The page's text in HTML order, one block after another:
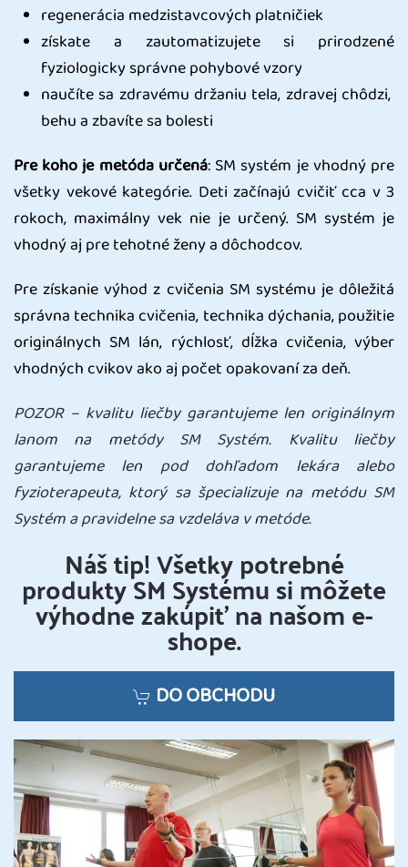
regenerácia medzistavcových platničiek
získate a zautomatizujete si prirodzené
fyziologicky správne pohybové vzory
naučíte sa zdravému držaniu tela, zdravej chôdzi,
behu a zbavíte sa bolesti
Pre koho je metóda určená: SM systém je vhodný pre
všetky vekové kategórie. Deti začínajú cvičiť cca v 3
rokoch, maximálny vek nie je určený. SM systém je
vhodný aj pre tehotné ženy a dôchodcov.
Pre získanie výhod z cvičenia SM systému je dôležitá
správna technika cvičenia, technika dýchania, použitie
originálnych SM lán, rýchlosť, dĺžka cvičenia, výber
vhodných cvikov ako aj počet opakovaní za deň.
POZOR – kvalitu liečby garantujeme len originálnym
lanom na metódy SM Systém. Kvalitu liečby
garantujeme len pod dohľadom lekára alebo
fyzioterapeuta, ktorý sa špecializuje na metódu SM
Systém a pravidelne sa vzdeláva v metóde.
Náš tip! Všetky potrebné
produkty SM Systému si môžete
výhodne zakúpiť na našom e-
shope.
DO OBCHODU